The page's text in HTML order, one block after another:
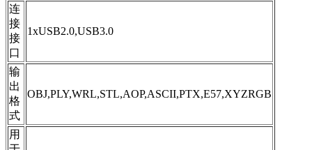
连
接
接
口
1хUSB2.0,USB3.0
输
出
格
式
OBJ,PLY,WRL,STL,AOP,ASCII,PTX,E57,XYZRGB
用